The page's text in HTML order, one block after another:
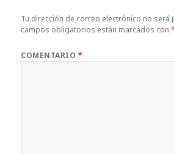
Tu dirección de correo electrónico no será
campos obligatorios están marcados con*
COMENTARIO *